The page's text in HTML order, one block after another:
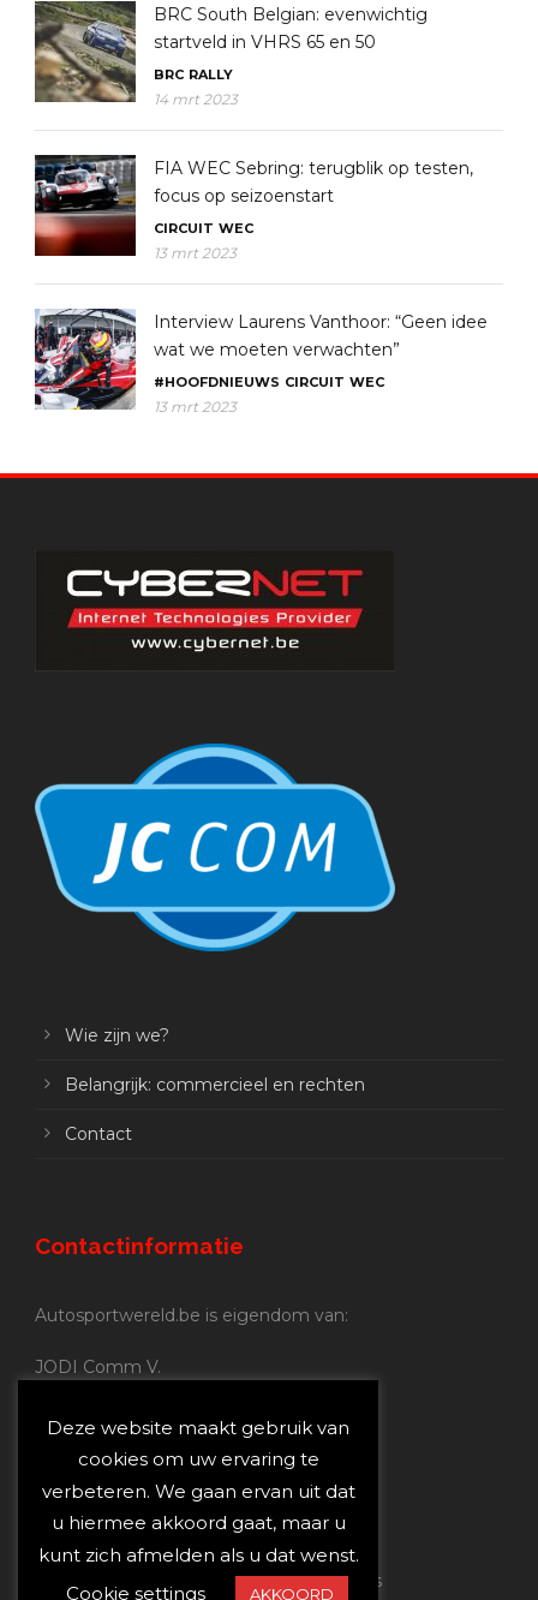
BRC South Belgian: evenwichtig
startveld in VHRS 65 en 50
BRC RALLY
14 mrt 2023
FIA WEC Sebring: terugblik op testen,
focus op seizoenstart
CIRCUIT WEC
13 mrt 2023
Interview Laurens Vanthoor: “Geen idee
wat we moeten verwachten”
#HOOFDNIEUWS CIRCUIT WEC
13 mrt 2023
Wie zijn we?
Belangrijk: commercieel en rechten
Contact
Contactinformatie
Autosportwereld.be is eigendom van:
JODI Comm V.
Nijverheidsstraat 70
2160 Wommelgem
Autosportwereld.be:
Redactie:joost@autosportwereld.be
Verantwoordelijke uitgever: Joost Custers
Deze website maakt gebruik van
cookies om uw ervaring te
verbeteren. We gaan ervan uit dat
u hiermee akkoord gaat, maar u
kunt zich afmelden als u dat wenst.
Cookie settings
AKKOORD